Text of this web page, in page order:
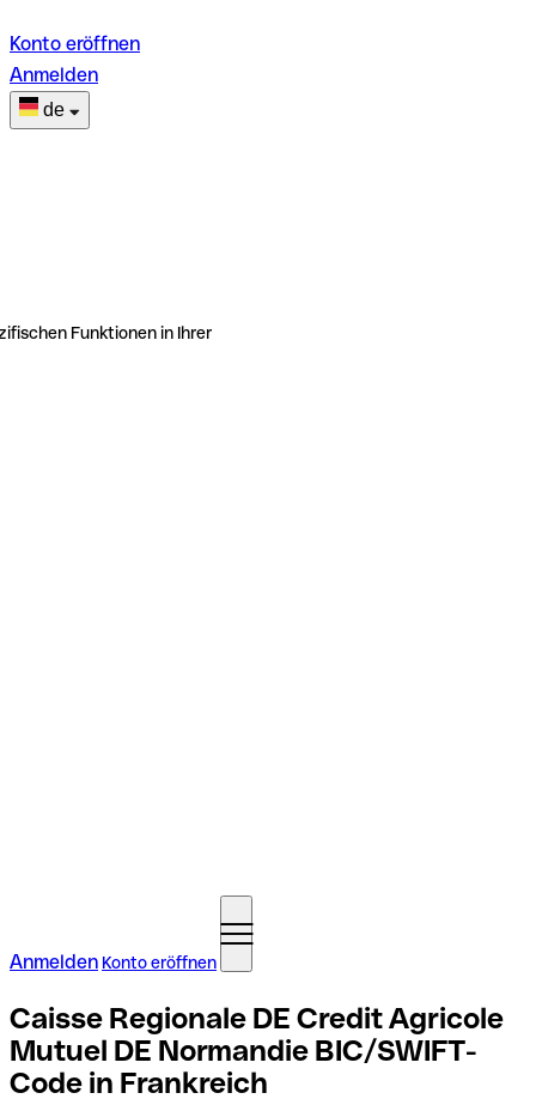
Konto eröffnen
Anmelden
de
Funktionen in Ihrer
Anmelden Konto eröffnen
Caisse Regionale DE Credit Agricole
Mutuel DE Normandie BIC/SWIFT-
Code in Frankreich